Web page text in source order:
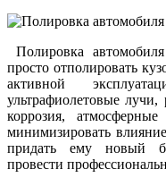
Полировка
просто отполировать
активной
ультрафиолетовые
коррозия,
минимизировать
придать ему новый
провести